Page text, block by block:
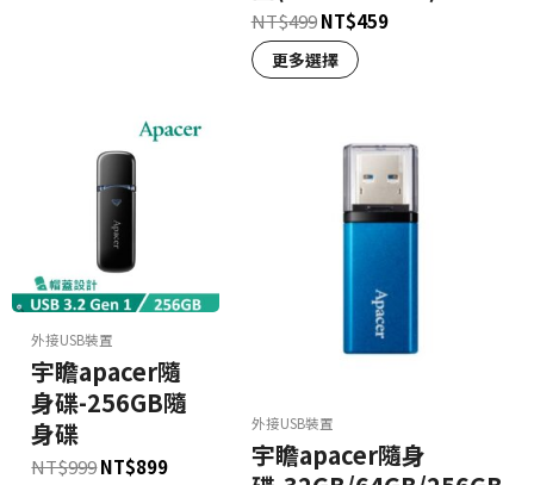
NT$499 NT$459
更多選擇
外接USB裝置
宇瞻apacer隨
身碟-256GB隨
身碟
NT$999NT$899
外接USB裝置
宇瞻apacer隨身